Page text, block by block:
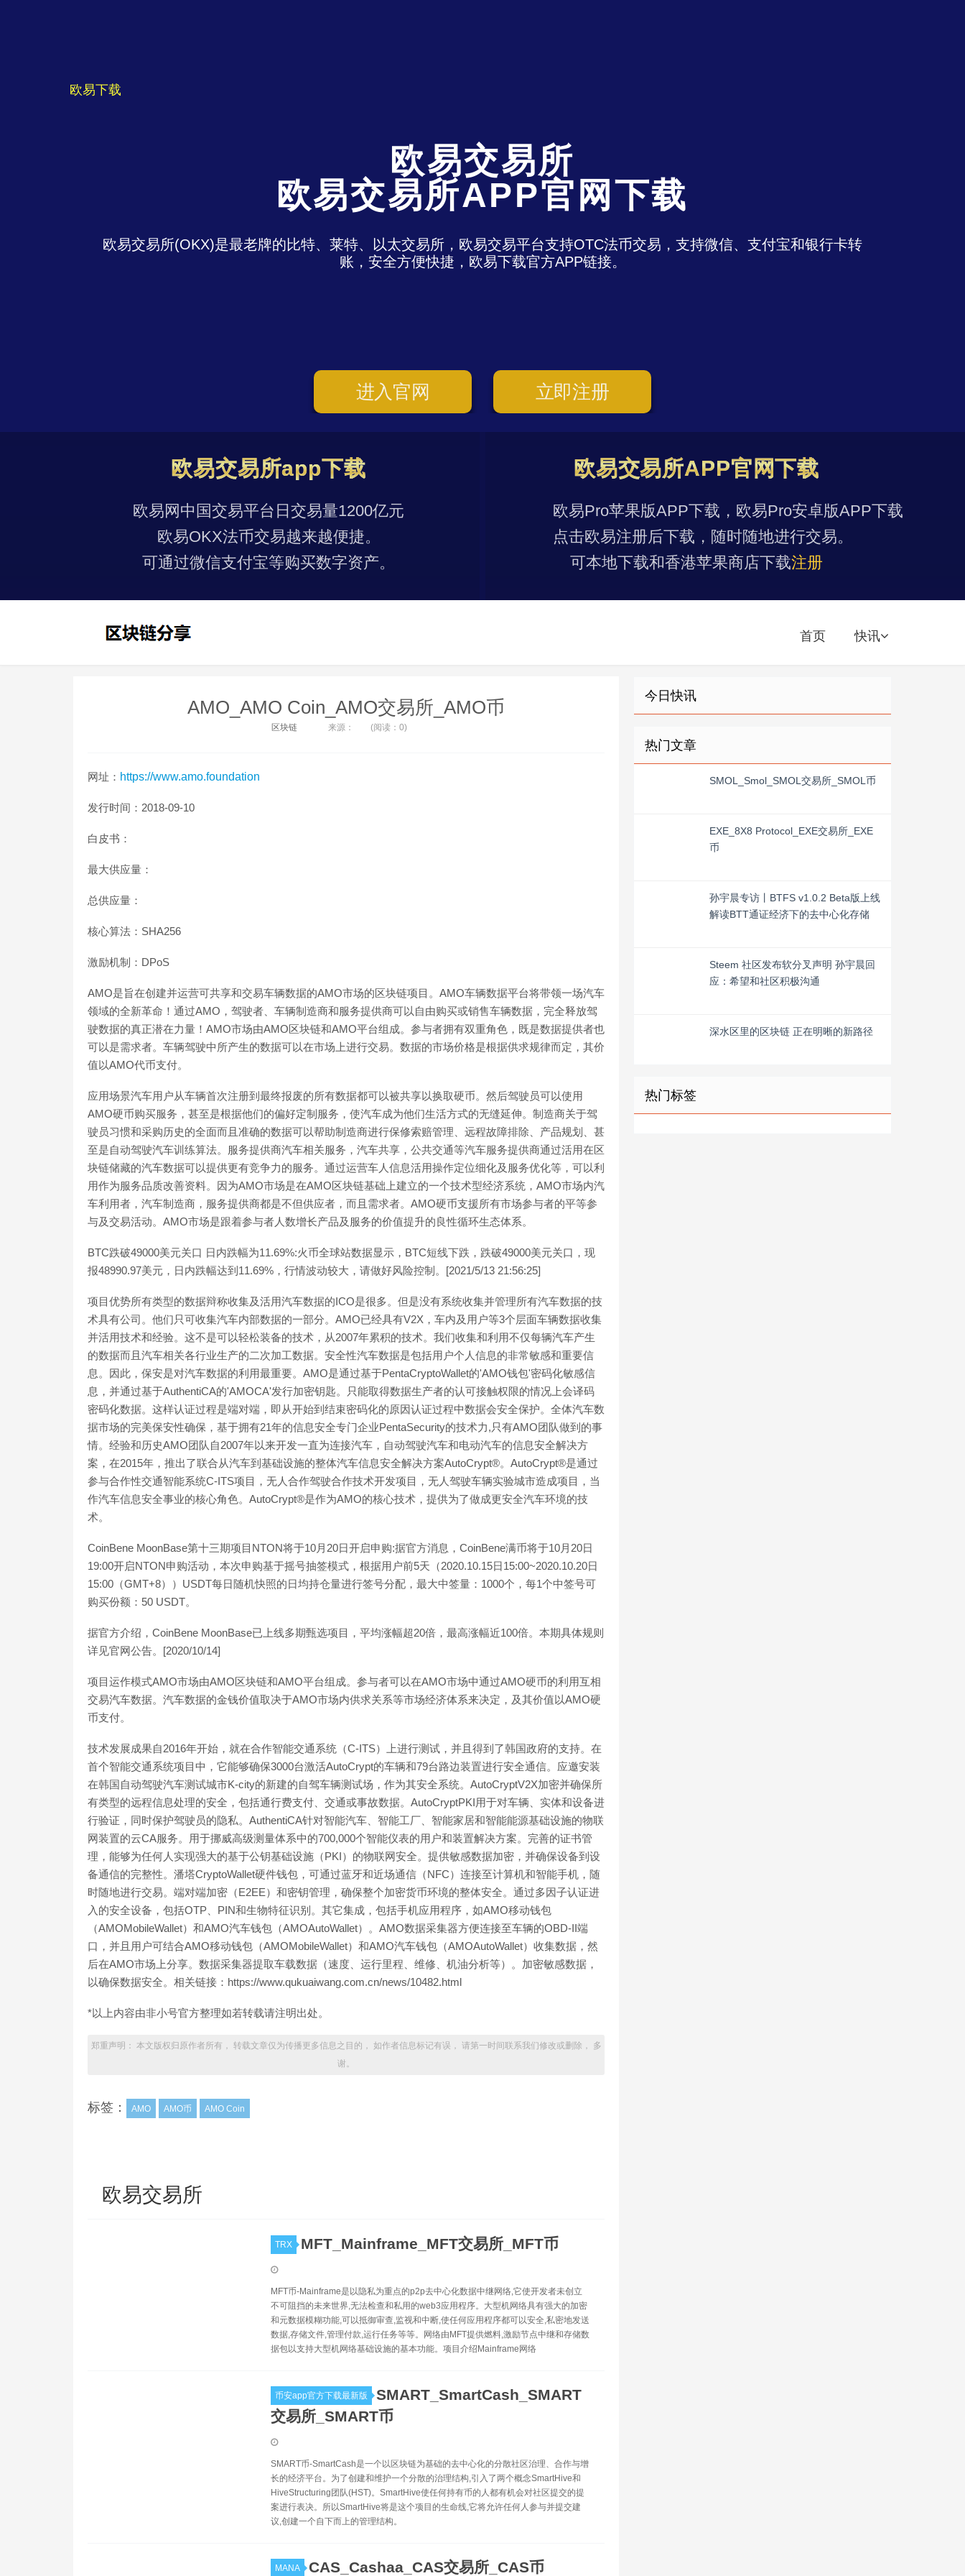
欧易下载
欧易交易所
欧易交易所APP官网下载
欧易交易所(OKX)是最老牌的比特、莱特、以太交易所，欧易交易平台支持OTC法币交易，支持微信、支付宝和银行卡转
账，安全方便快捷，欧易下载官方APP链接。
进入官网 立即注册
欧易交易所app下载
欧易网中国交易平台日交易量1200亿元
欧易OKX法币交易越来越便捷。
可通过微信支付宝等购买数字资产。
欧易交易所APP官网下载
欧易Pro苹果版APP下载，欧易Pro安卓版APP下载
点击欧易注册后下载，随时随地进行交易。
可本地下载和香港苹果商店下载注册
首页 快讯
AMO_AMO Coin_AMO交易所_AMO币
区块链 来源： (阅读：0)
网址： https://www.amo.foundation
发行时间：2018-09-10
白皮书：
最大供应量：
总供应量：
核心算法：SHA256
激励机制：DPoS
AMO是旨在创建并运营可共享和交易车辆数据的AMO市场的区块链项目。AMO车辆数据平台将带领一场汽车
领域的全新革命！通过AMO，驾驶者、车辆制造商和服务提供商可以自由购买或销售车辆数据，完全释放驾
驶数据的真正潜在力量！AMO市场由AMO区块链和AMO平台组成。参与者拥有双重角色，既是数据提供者也
可以是需求者。车辆驾驶中所产生的数据可以在市场上进行交易。数据的市场价格是根据供求规律而定，其价
值以AMO代币支付。
应用场景汽车用户从车辆首次注册到最终报废的所有数据都可以被共享以换取硬币。然后驾驶员可以使用
AMO硬币购买服务，甚至是根据他们的偏好定制服务，使汽车成为他们生活方式的无缝延伸。制造商关于驾
驶员习惯和采购历史的全面而且准确的数据可以帮助制造商进行保修索赔管理、远程故障排除、产品规划、甚
至是自动驾驶汽车训练算法。服务提供商汽车相关服务，汽车共享，公共交通等汽车服务提供商通过活用在区
块链储藏的汽车数据可以提供更有竞争力的服务。通过运营车人信息活用操作定位细化及服务优化等，可以利
用作为服务品质改善资料。因为AMO市场是在AMO区块链基础上建立的一个技术型经济系统，AMO市场内汽
车利用者，汽车制造商，服务提供商都是不但供应者，而且需求者。AMO硬币支援所有市场参与者的平等参
与及交易活动。AMO市场是跟着参与者人数增长产品及服务的价值提升的良性循环生态体系。
BTC跌破49000美元关口 日内跌幅为11.69%:火币全球站数据显示，BTC短线下跌，跌破49000美元关口，现
报48990.97美元，日内跌幅达到11.69%，行情波动较大，请做好风险控制。[2021/5/13 21:56:25]
项目优势所有类型的数据辩称收集及活用汽车数据的ICO是很多。但是没有系统收集并管理所有汽车数据的技
术具有公司。他们只可收集汽车内部数据的一部分。AMO已经具有V2X，车内及用户等3个层面车辆数据收集
并活用技术和经验。这不是可以轻松装备的技术，从2007年累积的技术。我们收集和利用不仅每辆汽车产生
的数据而且汽车相关各行业生产的二次加工数据。安全性汽车数据是包括用户个人信息的非常敏感和重要信
息。因此，保安是对汽车数据的利用最重要。AMO是通过基于PentaCryptoWallet的'AMO钱包'密码化敏感信
息，并通过基于AuthentiCA的'AMOCA'发行加密钥匙。只能取得数据生产者的认可接触权限的情况上会译码
密码化数据。这样认证过程是端对端，即从开始到结束密码化的原因认证过程中数据会安全保护。全体汽车数
据市场的完美保安性确保，基于拥有21年的信息安全专门企业PentaSecurity的技术力,只有AMO团队做到的事
情。经验和历史AMO团队自2007年以来开发一直为连接汽车，自动驾驶汽车和电动汽车的信息安全解决方
案，在2015年，推出了联合从汽车到基础设施的整体汽车信息安全解决方案AutoCrypt®。AutoCrypt®是通过
参与合作性交通智能系统C-ITS项目，无人合作驾驶合作技术开发项目，无人驾驶车辆实验城市造成项目，当
作汽车信息安全事业的核心角色。AutoCrypt®是作为AMO的核心技术，提供为了做成更安全汽车环境的技
术。
CoinBene MoonBase第十三期项目NTON将于10月20日开启申购:据官方消息，CoinBene满币将于10月20日
19:00开启NTON申购活动，本次申购基于摇号抽签模式，根据用户前5天（2020.10.15日15:00~2020.10.20日
15:00（GMT+8））USDT每日随机快照的日均持仓量进行签号分配，最大中签量：1000个，每1个中签号可
购买份额：50 USDT。
据官方介绍，CoinBene MoonBase已上线多期甄选项目，平均涨幅超20倍，最高涨幅近100倍。本期具体规则
详见官网公告。[2020/10/14]
项目运作模式AMO市场由AMO区块链和AMO平台组成。参与者可以在AMO市场中通过AMO硬币的利用互相
交易汽车数据。汽车数据的金钱价值取决于AMO市场内供求关系等市场经济体系来决定，及其价值以AMO硬
币支付。
技术发展成果自2016年开始，就在合作智能交通系统（C-ITS）上进行测试，并且得到了韩国政府的支持。在
首个智能交通系统项目中，它能够确保3000台激活AutoCrypt的车辆和79台路边装置进行安全通信。应邀安装
在韩国自动驾驶汽车测试城市K-city的新建的自驾车辆测试场，作为其安全系统。AutoCryptV2X加密并确保所
有类型的远程信息处理的安全，包括通行费支付、交通或事故数据。AutoCryptPKI用于对车辆、实体和设备进
行验证，同时保护驾驶员的隐私。AuthentiCA针对智能汽车、智能工厂、智能家居和智能能源基础设施的物联
网装置的云CA服务。用于挪威高级测量体系中的700,000个智能仪表的用户和装置解决方案。完善的证书管
理，能够为任何人实现强大的基于公钥基础设施（PKI）的物联网安全。提供敏感数据加密，并确保设备到设
备通信的完整性。潘塔CryptoWallet硬件钱包，可通过蓝牙和近场通信（NFC）连接至计算机和智能手机，随
时随地进行交易。端对端加密（E2EE）和密钥管理，确保整个加密货币环境的整体安全。通过多因子认证进
入的安全设备，包括OTP、PIN和生物特征识别。其它集成，包括手机应用程序，如AMO移动钱包
（AMOMobileWallet）和AMO汽车钱包（AMOAutoWallet）。AMO数据采集器方便连接至车辆的OBD-II端
口，并且用户可结合AMO移动钱包（AMOMobileWallet）和AMO汽车钱包（AMOAutoWallet）收集数据，然
后在AMO市场上分享。数据采集器提取车载数据（速度、运行里程、维修、机油分析等）。加密敏感数据，
以确保数据安全。相关链接：https://www.qukuaiwang.com.cn/news/10482.html
*以上内容由非小号官方整理如若转载请注明出处。
郑重声明： 本文版权归原作者所有， 转载文章仅为传播更多信息之目的， 如作者信息标记有误， 请第一时间联系我们修改或删除， 多
谢。
标签： AMO AMO币 AMO Coin
欧易交易所
TRX MFT_Mainframe_MFT交易所_MFT币
MFT币-Mainframe是以隐私为重点的p2p去中心化数据中继网络,它使开发者未创立
不可阻挡的未来世界,无法检查和私用的web3应用程序。大型机网络具有强大的加密
和元数据模糊功能,可以抵御审查,监视和中断,使任何应用程序都可以安全,私密地发送
数据,存储文件,管理付款,运行任务等等。网络由MFT提供燃料,激励节点中继和存储数
据包以支持大型机网络基础设施的基本功能。项目介绍Mainframe网络
币安app官方下载最新版
SMART_SmartCash_SMART
交易所_SMART币
SMART币-SmartCash是一个以区块链为基础的去中心化的分散社区治理、合作与增
长的经济平台。为了创建和维护一个分散的治理结构,引入了两个概念SmartHive和
HiveStructuring团队(HST)。SmartHive使任何持有币的人都有机会对社区提交的提
案进行表决。所以SmartHive将是这个项目的生命线,它将允许任何人参与并提交建
议,创建一个自下而上的管理结构。
MANA CAS_Cashaa_CAS交易所_CAS币
今日快讯
热门文章
SMOL_Smol_SMOL交易所_SMOL币
EXE_8X8 Protocol_EXE交易所_EXE
币
孙宇晨专访丨BTFS v1.0.2 Beta版上线
解读BTT通证经济下的去中心化存储
Steem 社区发布软分叉声明 孙宇晨回
应：希望和社区积极沟通
深水区里的区块链 正在明晰的新路径
热门标签